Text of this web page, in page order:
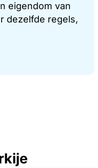
eigendom van
dezelfde regels,